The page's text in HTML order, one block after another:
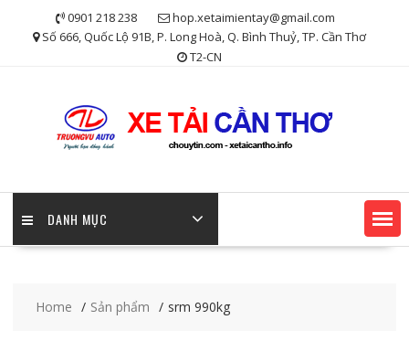
0901 218 238
hop.xetaimientay@gmail.com
Số 666, Quốc Lộ 91B, P. Long Hoà, Q. Bình Thuỷ, TP. Cần Thơ
T2-CN
DANH MỤC
Home Sản phẩm srm 990kg